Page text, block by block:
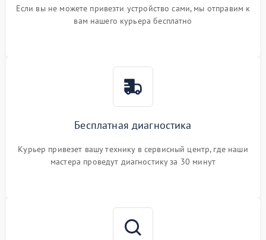
Если вы не можете привезти устройство сами, мы отправим к
вам нашего курьера бесплатно
Бесплатная диагностика
Курьер привезет вашу технику в сервисный центр, где наши
мастера проведут диагностику за 30 минут